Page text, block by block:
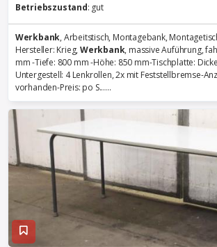
Betriebszustand: gut
Werkbank, Arbeitstisch, Montagebank,
Hersteller: Krieg,Werkbank, massive Auführung,
mm -Tiefe: 800 mm -Höhe: 850 mm-Tischplatte:
Untergestell: 4 Lenkrollen, 2x mit Feststellbremse-
vorhanden-Preis: po S......